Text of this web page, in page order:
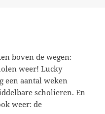
boven de wegen:
weer! Lucky
een aantal weken
scholieren. En
weer: de